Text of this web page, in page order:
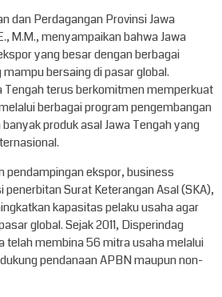
dan Perdagangan Provinsi Jawa
M.M., menyampaikan bahwa Jawa
yang besar dengan berbagai
bersaing di pasar global.
Tengah terus berkomitmen memperkuat
berbagai program pengembangan
produk asal Jawa Tengah yang
pendampingan ekspor, business
Surat Keterangan Asal (SKA),
kapasitas pelaku usaha agar
global. Sejak 2011, Disperindag
telah membina 56 mitra usaha melalui
pendanaan APBN maupun non-